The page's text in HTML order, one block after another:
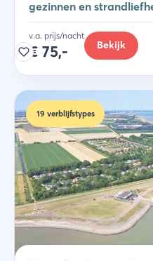
gezinnen en
studio, safaritent of
v.a. prijs/nacht
€ 75,- Bekijk
19 verblijfstypes